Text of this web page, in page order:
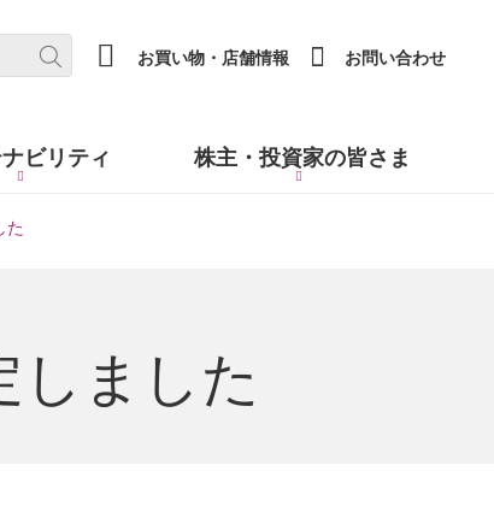
ビリティ 株主・投資家の皆さま
お買い物・店舗情報 (new window.)
お問い合わせ
た
しました